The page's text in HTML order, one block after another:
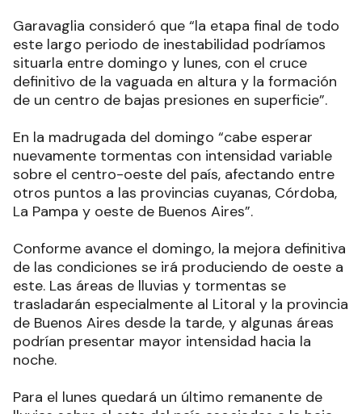
Garavaglia consideró que “la etapa final de todo
este largo periodo de inestabilidad podríamos
situarla entre domingo y lunes, con el cruce
definitivo de la vaguada en altura y la formación
de un centro de bajas presiones en superficie”.
En la madrugada del domingo “cabe esperar
nuevamente tormentas con intensidad variable
sobre el centro-oeste del país, afectando entre
otros puntos a las provincias cuyanas, Córdoba,
La Pampa y oeste de Buenos Aires”.
Conforme avance el domingo, la mejora definitiva
de las condiciones se irá produciendo de oeste a
este. Las áreas de lluvias y tormentas se
trasladarán especialmente al Litoral y la provincia
de Buenos Aires desde la tarde, y algunas áreas
podrían presentar mayor intensidad hacia la
noche.
Para el lunes quedará un último remanente de